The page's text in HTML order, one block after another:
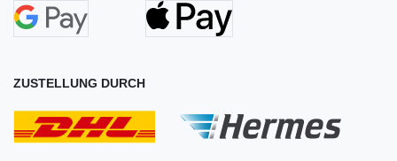
ZUSTELLUNG DURCH